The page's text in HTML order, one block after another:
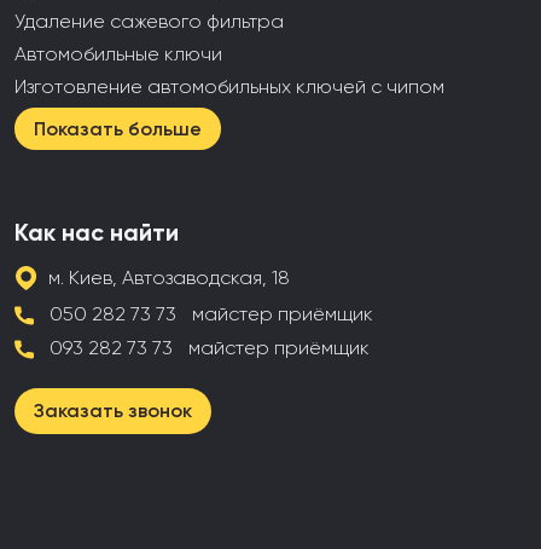
Как нас найти
м. Киев, Автозаводская, 18
050 282 73 73
майстер приёмщик
093 282 73 73
майстер приёмщик
Заказать звонок
Удаление сажевого фильтра
Автомобильные ключи
Изготовление автомобильных ключей с чипом
Показать больше